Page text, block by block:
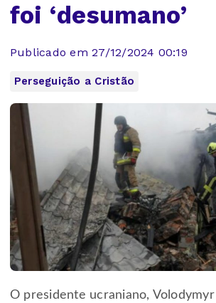
foi ‘desumano’
Publicado em 27/12/2024 00:19
Perseguição a Cristão
O presidente ucraniano, Volodymyr